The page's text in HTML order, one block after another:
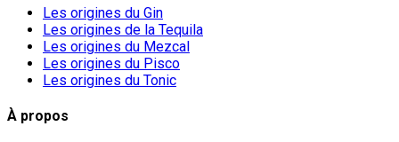
Les origines du Gin
Les origines de la Tequila
Les origines du Mezcal
Les origines du Pisco
Les origines du Tonic
À propos